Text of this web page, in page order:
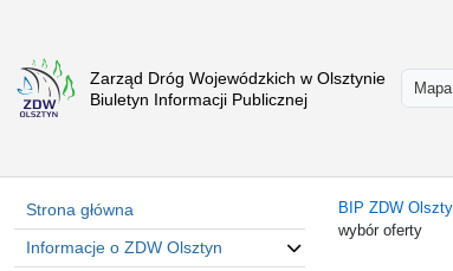
Zarząd Dróg Wojewódzkich w Olsztynie
Biuletyn Informacji Publicznej
Strona
główna
Olsztyn
Informacje
Strona główna
Informacje o ZDW Olsztyn
BIP ZDW
wybór oferty